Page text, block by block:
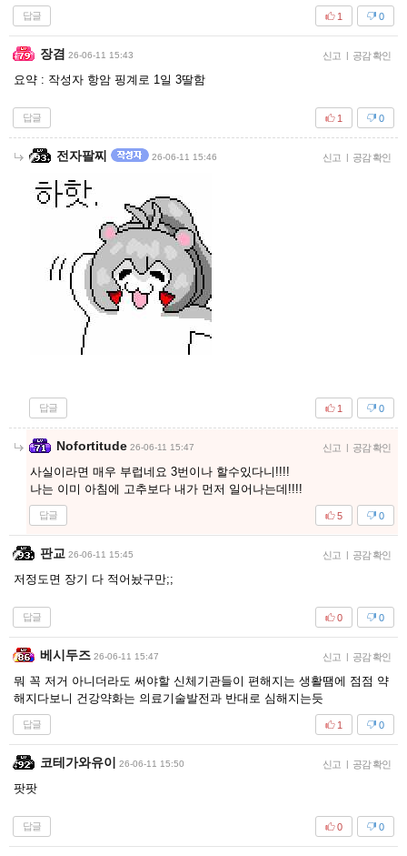
답글 0
1
장겸 26-06-11 15:43 신고 | 공감 확인
요약 : 작성자 항암 핑계로 1일 3딸함
답글 0
1
전자팔찌 26-06-11 15:46 신고 | 공감 확인
답글 0
1
Nofortitude 26-06-11 15:47 신고 | 공감 확인
사실이라면 매우 부럽네요 3번이나 할수있다니!!!!
나는 이미 아침에 고추보다 내가 먼저 일어나는데!!!!
답글 0
5
판교 26-06-11 15:45 신고 | 공감 확인
저정도면 장기 다 적어놨구만;;
답글 0
0
베시두즈 26-06-11 15:47 신고 | 공감 확인
뭐 꼭 저거 아니더라도 써야할 신체기관들이 편해지는 생활땜에 점점 약
해지다보니 건강약화는 의료기술발전과 반대로 심해지는듯
답글 0
1
코테가와유이 26-06-11 15:50 신고 | 공감 확인
팟팟
답글 0
0